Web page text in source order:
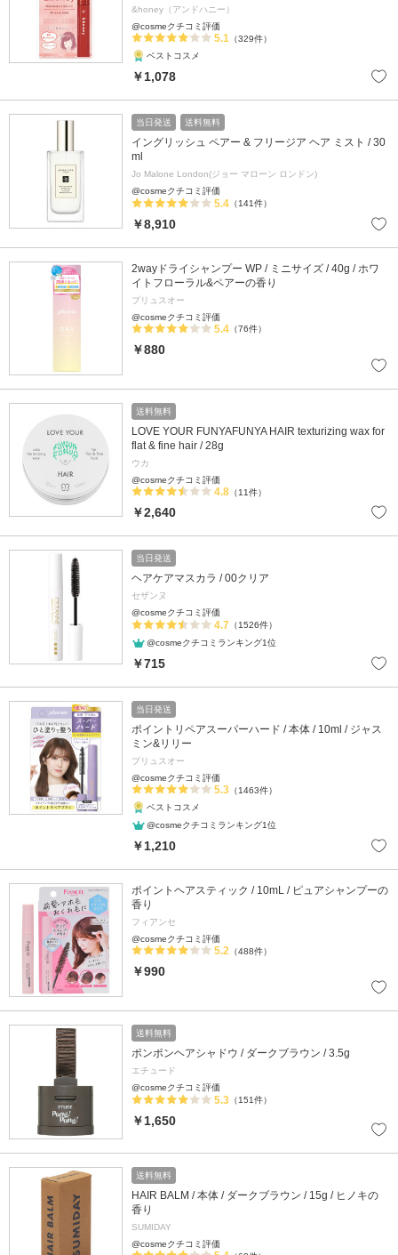
&honey（アンドハニー）
@cosmeクチコミ評価
5.1 （329件）
ベストコスメ
￥1,078
当日発送 送料無料
イングリッシュ ペアー & フリージア ヘア ミスト / 30
ml
Jo Malone London(ジョー マローン ロンドン)
@cosmeクチコミ評価
5.4 （141件）
￥8,910
2wayドライシャンプー WP / ミニサイズ / 40g / ホワ
イトフローラル&ペアーの香り
プリュスオー
@cosmeクチコミ評価
5.4 （76件）
￥880
送料無料
LOVE YOUR FUNYAFUNYA HAIR texturizing wax for
flat & fine hair / 28g
ウカ
@cosmeクチコミ評価
4.8 （11件）
￥2,640
当日発送
ヘアケアマスカラ / 00クリア
セザンヌ
@cosmeクチコミ評価
4.7 （1526件）
@cosmeクチコミランキング1位
￥715
当日発送
ポイントリペアスーパーハード / 本体 / 10ml / ジャス
ミン&リリー
プリュスオー
@cosmeクチコミ評価
5.3 （1463件）
ベストコスメ
@cosmeクチコミランキング1位
￥1,210
ポイントヘアスティック / 10mL / ピュアシャンプーの
香り
フィアンセ
@cosmeクチコミ評価
5.2 （488件）
￥990
送料無料
ポンポンヘアシャドウ / ダークブラウン / 3.5g
エチュード
@cosmeクチコミ評価
5.3 （151件）
￥1,650
送料無料
HAIR BALM / 本体 / ダークブラウン / 15g / ヒノキの
香り
SUMIDAY
@cosmeクチコミ評価